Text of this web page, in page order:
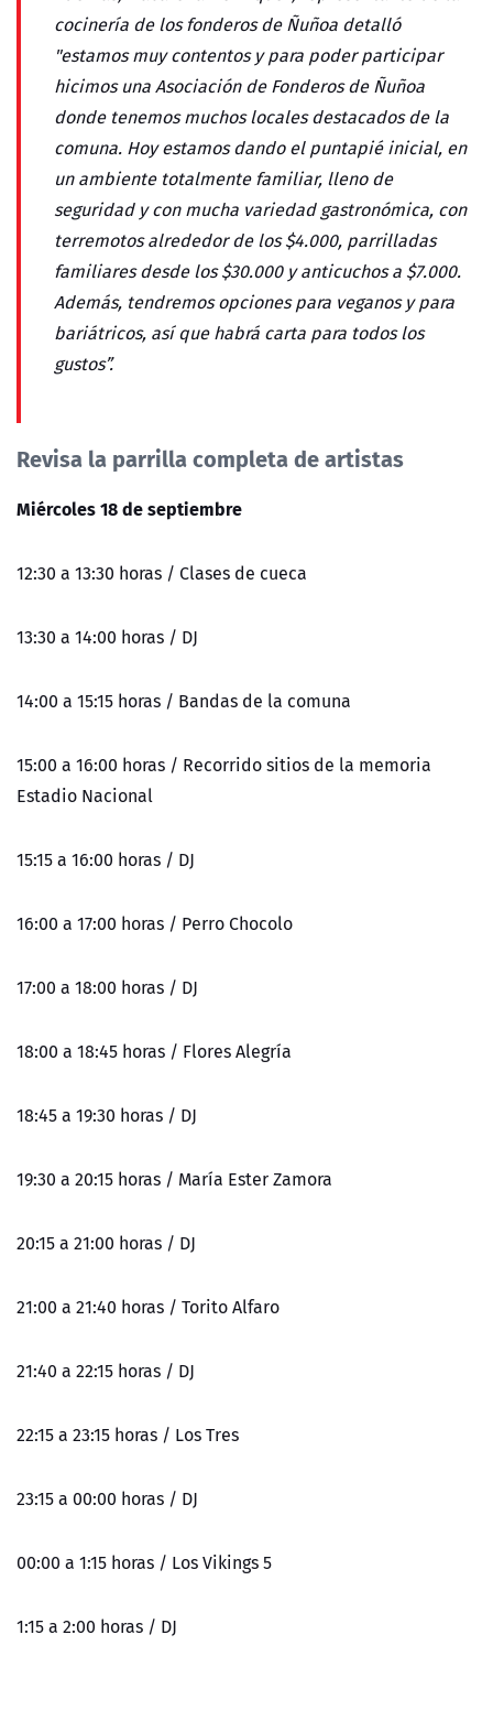
cocinería de los fonderos de Ñuñoa detalló
"estamos muy contentos y para poder participar
hicimos una Asociación de Fonderos de Ñuñoa
donde tenemos muchos locales destacados de la
comuna. Hoy estamos dando el puntapié inicial, en
un ambiente totalmente familiar, lleno de
seguridad y con mucha variedad gastronómica, con
terremotos alrededor de los $4.000, parrilladas
familiares desde los $30.000 y anticuchos a $7.000.
Además, tendremos opciones para veganos y para
bariátricos, así que habrá carta para todos los
gustos”.
Revisa la parrilla completa de artistas
Miércoles 18 de septiembre
12:30 a 13:30 horas / Clases de cueca
13:30 a 14:00 horas / DJ
14:00 a 15:15 horas / Bandas de la comuna
15:00 a 16:00 horas / Recorrido sitios de la memoria
Estadio Nacional
15:15 a 16:00 horas / DJ
16:00 a 17:00 horas / Perro Chocolo
17:00 a 18:00 horas / DJ
18:00 a 18:45 horas / Flores Alegría
18:45 a 19:30 horas / DJ
19:30 a 20:15 horas / María Ester Zamora
20:15 a 21:00 horas / DJ
21:00 a 21:40 horas / Torito Alfaro
21:40 a 22:15 horas / DJ
22:15 a 23:15 horas / Los Tres
23:15 a 00:00 horas / DJ
00:00 a 1:15 horas / Los Vikings 5
1:15 a 2:00 horas / DJ